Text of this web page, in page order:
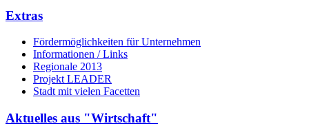
Extras
Fördermöglichkeiten für Unternehmen
Informationen / Links
Regionale 2013
Projekt LEADER
Stadt mit vielen Facetten
Aktuelles aus "Wirtschaft"